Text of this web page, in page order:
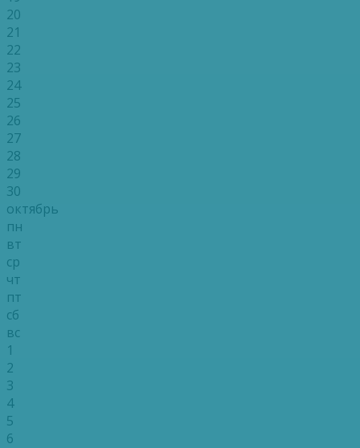
20
21
22
23
24
25
26
27
28
29
30
октябрь
пн
вт
ср
чт
пт
сб
вс
1
2
3
4
5
6